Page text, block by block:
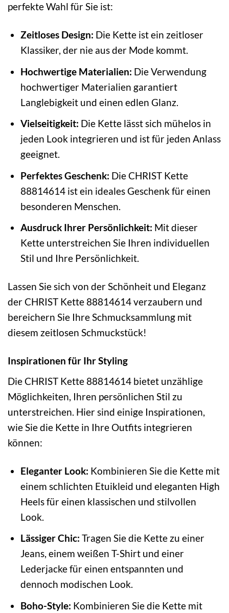
perfekte Wahl für Sie ist:
Zeitloses Design: Die Kette ist ein zeitloser
Klassiker, der nie aus der Mode kommt.
Hochwertige Materialien: Die Verwendung
hochwertiger Materialien garantiert
Langlebigkeit und einen edlen Glanz.
Vielseitigkeit: Die Kette lässt sich mühelos in
jeden Look integrieren und ist für jeden Anlass
geeignet.
Perfektes Geschenk: Die CHRIST Kette
88814614 ist ein ideales Geschenk für einen
besonderen Menschen.
Ausdruck Ihrer Persönlichkeit: Mit dieser
Kette unterstreichen Sie Ihren individuellen
Stil und Ihre Persönlichkeit.
Lassen Sie sich von der Schönheit und Eleganz
der CHRIST Kette 88814614 verzaubern und
bereichern Sie Ihre Schmucksammlung mit
diesem zeitlosen Schmuckstück!
Inspirationen für Ihr Styling
Die CHRIST Kette 88814614 bietet unzählige
Möglichkeiten, Ihren persönlichen Stil zu
unterstreichen. Hier sind einige Inspirationen,
wie Sie die Kette in Ihre Outfits integrieren
können:
Eleganter Look: Kombinieren Sie die Kette mit
einem schlichten Etuikleid und eleganten High
Heels für einen klassischen und stilvollen
Look.
Lässiger Chic: Tragen Sie die Kette zu einer
Jeans, einem weißen T-Shirt und einer
Lederjacke für einen entspannten und
dennoch modischen Look.
Boho-Style: Kombinieren Sie die Kette mit